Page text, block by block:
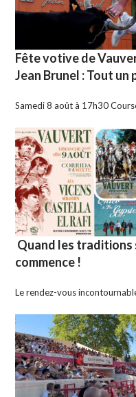
Fête votive de
Jean Brunel : Tout
Samedi 8 août à 17h30
Quand les traditions
commence !
Le rendez-vous